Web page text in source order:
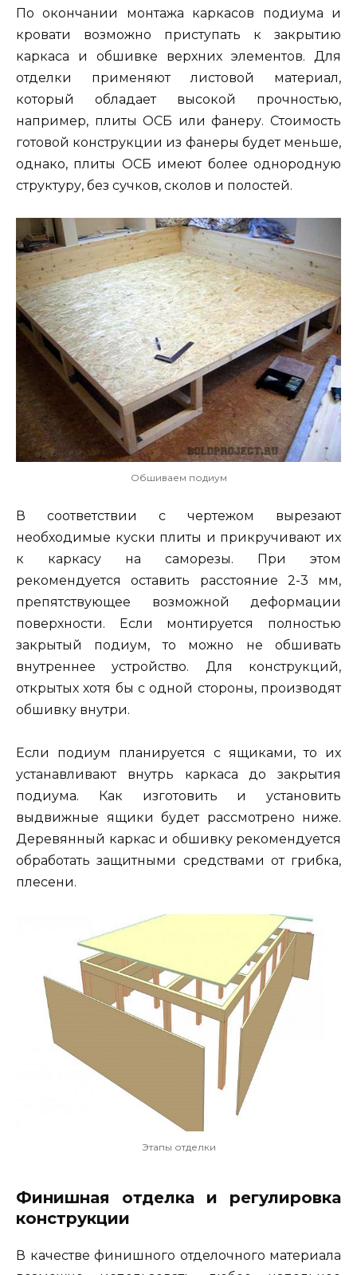
По окончании монтажа каркасов подиума и
кровати возможно приступать к закрытию
каркаса и обшивке верхних элементов. Для
отделки применяют листовой материал,
который обладает высокой прочностью,
например, плиты ОСБ или фанеру. Стоимость
готовой конструкции из фанеры будет меньше,
однако, плиты ОСБ имеют более однородную
структуру, без сучков, сколов и полостей.
Обшиваем подиум
В соответствии с чертежом вырезают
необходимые куски плиты и прикручивают их
к каркасу на саморезы. При этом
рекомендуется оставить расстояние 2-3 мм,
препятствующее возможной деформации
поверхности. Если монтируется полностью
закрытый подиум, то можно не обшивать
внутреннее устройство. Для конструкций,
открытых хотя бы с одной стороны, производят
обшивку внутри.
Если подиум планируется с ящиками, то их
устанавливают внутрь каркаса до закрытия
подиума. Как изготовить и установить
выдвижные ящики будет рассмотрено ниже.
Деревянный каркас и обшивку рекомендуется
обработать защитными средствами от грибка,
плесени.
Этапы отделки
Финишная отделка и регулировка
конструкции
В качестве финишного отделочного материала